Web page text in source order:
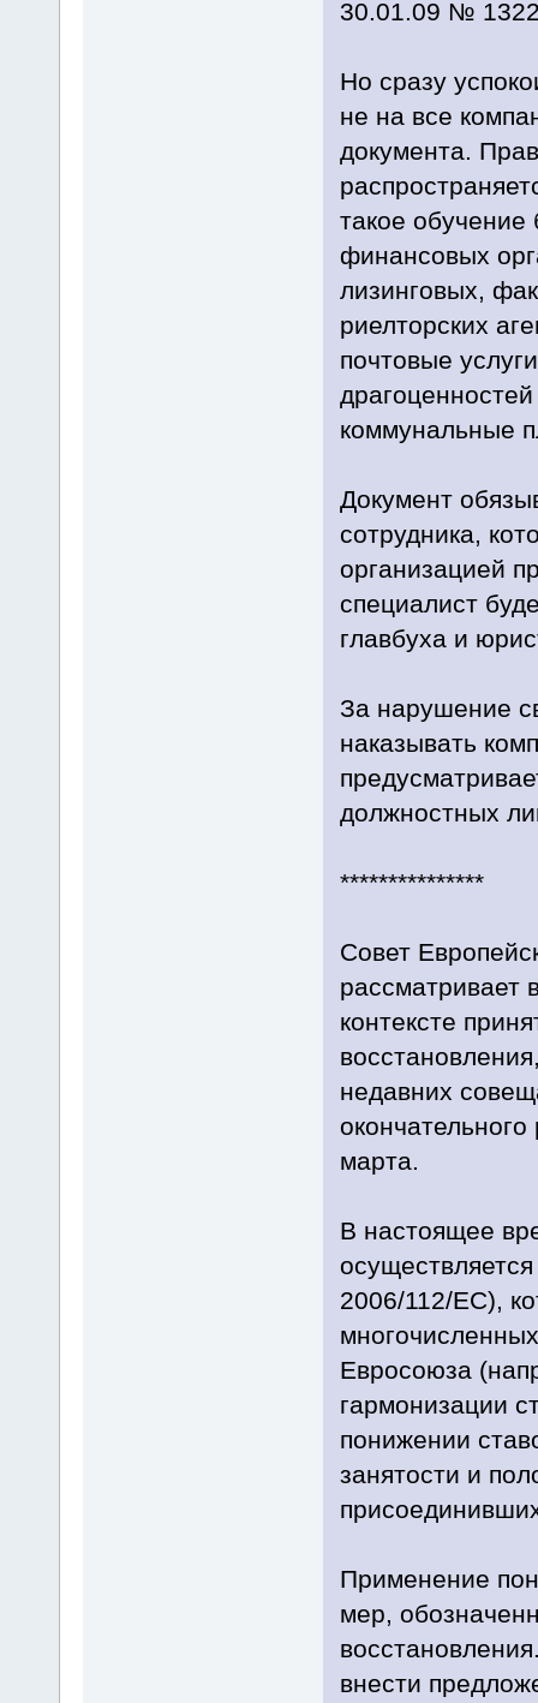
30.01.09 №
Но сразу
не на все
документа.
такое обучение
финансовых
лизинговых,
риелторских
почтовые
коммунальные
Документ
сотрудника,
организацией
специалист
главбуха и
За нарушение
наказывать
должностных
***************
Совет
рассматривает
контексте
недавних
марта.
В настоящее
2006/112/EC),
Евросоюза
гармонизации
понижении
занятости и
Применение
мер,
внести